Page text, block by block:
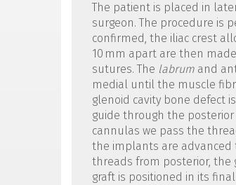
The patient is placed in
surgeon. The procedure is
confirmed, the iliac crest
10 mm apart are then
sutures. The labrumand
medial until the muscle
glenoid cavity bone defect
guide through the
cannulas we pass the
the implants are advanced
threads from posterior, the
graft is positioned in its